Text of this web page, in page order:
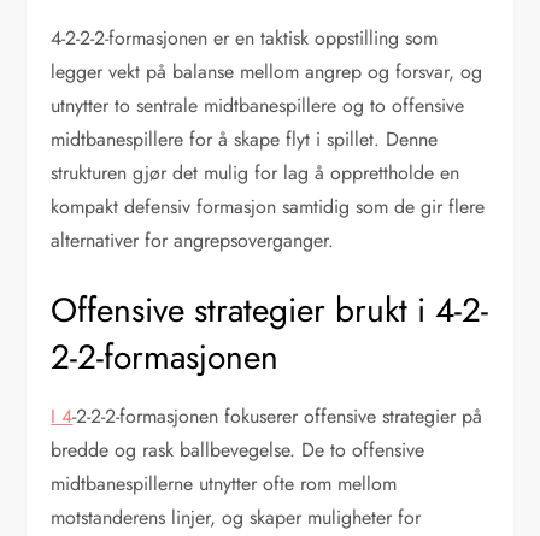
4-2-2-2-formasjonen er en taktisk oppstilling som
legger vekt på balanse mellom angrep og forsvar, og
utnytter to sentrale midtbanespillere og to offensive
midtbanespillere for å skape flyt i spillet. Denne
strukturen gjør det mulig for lag å opprettholde en
kompakt defensiv formasjon samtidig som de gir flere
alternativer for angrepsoverganger.
Offensive strategier brukt i 4-2-
2-2-formasjonen
I 4-2-2-2-formasjonen fokuserer offensive strategier på
bredde og rask ballbevegelse. De to offensive
midtbanespillerne utnytter ofte rom mellom
motstanderens linjer, og skaper muligheter for